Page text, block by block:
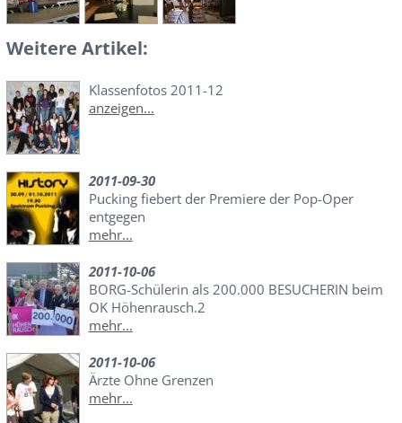
Weitere Artikel:
Klassenfotos 2011-12
anzeigen...
2011-09-30
Pucking fiebert der Premiere der Pop-Oper
entgegen
mehr...
2011-10-06
BORG-Schülerin als 200.000 BESUCHERIN beim
OK Höhenrausch.2
mehr...
2011-10-06
Ärzte Ohne Grenzen
mehr...